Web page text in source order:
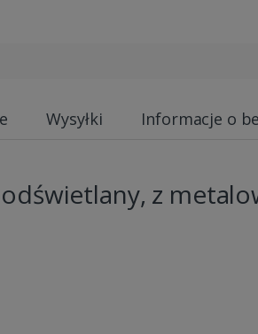
Wysyłki Informacje o
z